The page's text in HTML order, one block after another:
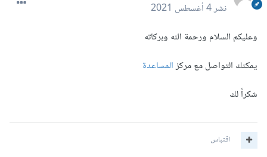
نشر4 أغسطس 2021
وعليكم السلام ورحمة الله وبركاته
يمكنك التواصل مع مركزالمساعدة
شكراً لك
اقتباس